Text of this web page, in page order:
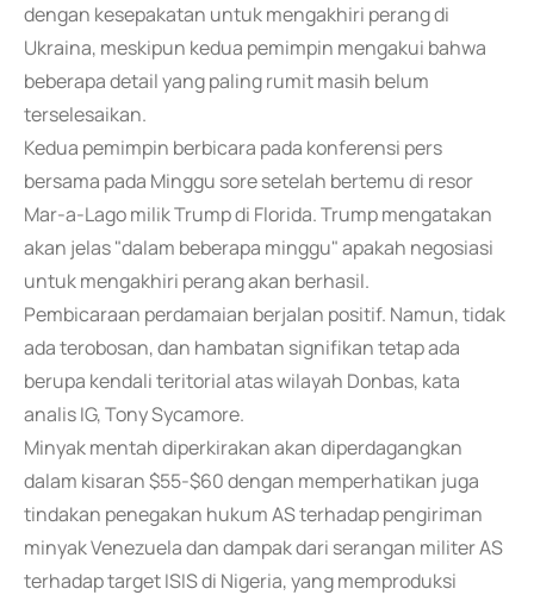
dengan kesepakatan untuk mengakhiri perang di
Ukraina, meskipun kedua pemimpin mengakui bahwa
beberapa detail yang paling rumit masih belum
terselesaikan.
Kedua pemimpin berbicara pada konferensi pers
bersama pada Minggu sore setelah bertemu di resor
Mar-a-Lago milik Trump di Florida. Trump mengatakan
akan jelas "dalam beberapa minggu" apakah negosiasi
untuk mengakhiri perang akan berhasil.
Pembicaraan perdamaian berjalan positif. Namun, tidak
ada terobosan, dan hambatan signifikan tetap ada
berupa kendali teritorial atas wilayah Donbas, kata
analis IG, Tony Sycamore.
Minyak mentah diperkirakan akan diperdagangkan
dalam kisaran $55-$60 dengan memperhatikan juga
tindakan penegakan hukum AS terhadap pengiriman
minyak Venezuela dan dampak dari serangan militer AS
terhadap target ISIS di Nigeria, yang memproduksi